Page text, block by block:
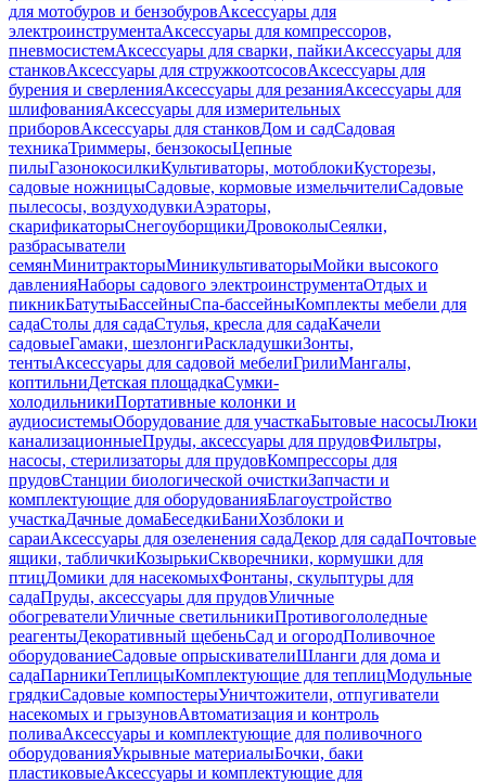
для мотобуров и бензобуровАксессуары для
электроинструментаАксессуары для компрессоров,
пневмосистемАксессуары для сварки, пайкиАксессуары для
станковАксессуары для стружкоотсосовАксессуары для
бурения и сверленияАксессуары для резанияАксессуары для
шлифованияАксессуары для измерительных
приборовАксессуары для станковДом и садСадовая
техникаТриммеры, бензокосыЦепные
пилыГазонокосилкиКультиваторы, мотоблокиКусторезы,
садовые ножницыСадовые, кормовые измельчителиСадовые
пылесосы, воздуходувкиАэраторы,
скарификаторыСнегоуборщикиДровоколыСеялки,
разбрасыватели
семянМинитракторыМиникультиваторыМойки высокого
давленияНаборы садового электроинструментаОтдых и
пикникБатутыБассейныСпа-бассейныКомплекты мебели для
садаСтолы для садаСтулья, кресла для садаКачели
садовыеГамаки, шезлонгиРаскладушкиЗонты,
тентыАксессуары для садовой мебелиГрилиМангалы,
коптильниДетская площадкаСумки-
холодильникиПортативные колонки и
аудиосистемыОборудование для участкаБытовые насосыЛюки
канализационныеПруды, аксессуары для прудовФильтры,
насосы, стерилизаторы для прудовКомпрессоры для
прудовСтанции биологической очисткиЗапчасти и
комплектующие для оборудованияБлагоустройство
участкаДачные домаБеседкиБаниХозблоки и
сараиАксессуары для озеленения садаДекор для садаПочтовые
ящики, табличкиКозырькиСкворечники, кормушки для
птицДомики для насекомыхФонтаны, скульптуры для
садаПруды, аксессуары для прудовУличные
обогревателиУличные светильникиПротивогололедные
реагентыДекоративный щебеньСад и огородПоливочное
оборудованиеСадовые опрыскивателиШланги для дома и
садаПарникиТеплицыКомплектующие для теплицМодульные
грядкиСадовые компостерыУничтожители, отпугиватели
насекомых и грызуновАвтоматизация и контроль
поливаАксессуары и комплектующие для поливочного
оборудованияУкрывные материалыБочки, баки
пластиковыеАксессуары и комплектующие для